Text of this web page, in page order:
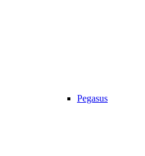
Pegasus